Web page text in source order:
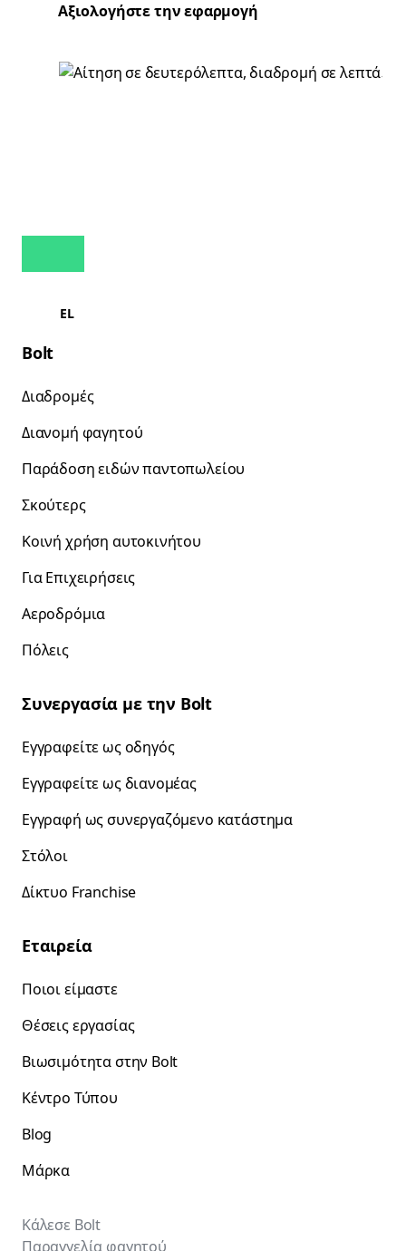
Αξιολογήστε την εφαρμογή
EL
Bolt
Διαδρομές
Διανομή φαγητού
Παράδοση ειδών παντοπωλείου
Σκούτερς
Κοινή χρήση αυτοκινήτου
Για Επιχειρήσεις
Αεροδρόμια
Πόλεις
Συνεργασία με την Bolt
Εγγραφείτε ως οδηγός
Εγγραφείτε ως διανομέας
Εγγραφή ως συνεργαζόμενο κατάστημα
Στόλοι
Δίκτυο Franchise
Εταιρεία
Ποιοι είμαστε
Θέσεις εργασίας
Βιωσιμότητα στην Bolt
Κέντρο Τύπου
Blog
Μάρκα
Κάλεσε Bolt
Παραγγελία φαγητού